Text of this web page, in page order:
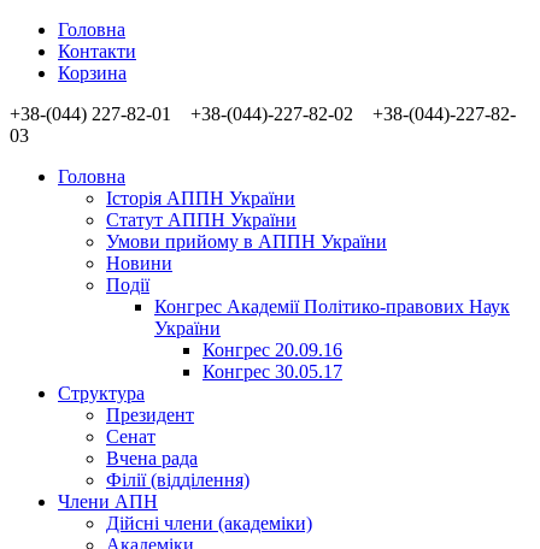
Головна
Контакти
Корзина
+38-(044) 227-82-01 +38-(044)-227-82-02 +38-(044)-227-82-
03
Головна
Історія АППН України
Статут АППН України
Умови прийому в АППН України
Новини
Події
Конгрес Академії Політико-правових Наук
України
Конгрес 20.09.16
Конгрес 30.05.17
Структура
Президент
Сенат
Вчена рада
Філії (відділення)
Члени АПН
Дійсні члени (академіки)
Академіки